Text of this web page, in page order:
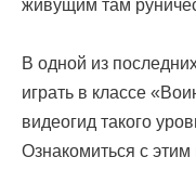
живущим там
В одной из
играть в классе
видеогид такого
Ознакомиться с